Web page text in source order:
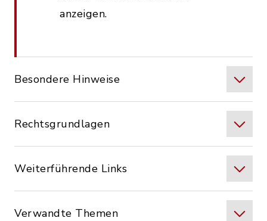
anzeigen.
Besondere Hinweise
Rechtsgrundlagen
Weiterführende Links
Verwandte Themen